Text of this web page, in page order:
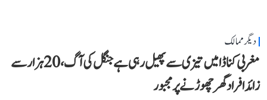
دیگر ممالک
مغربی کناڈا میں تیزی سے پھیل رہی ہے جنگل کی آگ، 20 ہزار سے
زائد افراد گھر چھوڑنے پر مجبور